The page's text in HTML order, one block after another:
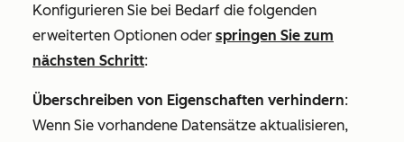
Konfigurieren Sie bei Bedarf die folgenden
erweiterten Optionen oder springen Sie zum
nächsten Schritt:
Überschreiben von Eigenschaften verhindern:
Wenn Sie vorhandene Datensätze aktualisieren,